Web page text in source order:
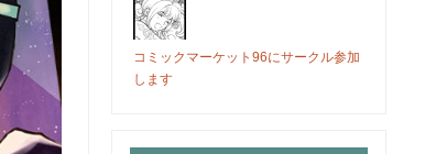
コミックマーケット96にサークル参加
します